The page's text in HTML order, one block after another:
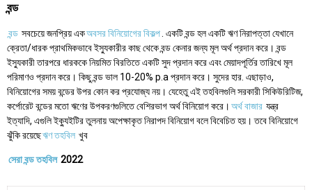
বন্ড
বন্ড সবচেয়ে জনপ্রিয় একঅবসর বিনিয়োগের বিকল্প. একটি বন্ড হল একটি ঋণ নিরাপত্তা যেখানে
ক্রেতা/ধারক প্রাথমিকভাবে ইস্যুকারীর কাছ থেকে বন্ড কেনার জন্য মূল অর্থ প্রদান করে। বন্ড
ইস্যুকারী তারপরে ধারককে নিয়মিত বিরতিতে একটি সুদ প্রদান করে এবং মেয়াদপূর্তির তারিখে মূল
পরিমাণও প্রদান করে। কিছু বন্ড ভাল 10-20% p.a প্রদান করে। সুদের হার. এছাড়াও,
বিনিয়োগের সময় বন্ডের উপর কোন কর প্রযোজ্য নয়। যেহেতু এই তহবিলগুলি সরকারী সিকিউরিটিজ,
কর্পোরেট বন্ডের মতো ঋণের উপকরণগুলিতে বেশিরভাগ অর্থ বিনিয়োগ করে। অর্থ বাজার যন্ত্র
ইত্যাদি, এগুলি ইক্যুইটির তুলনায় অপেক্ষাকৃত নিরাপদ বিনিয়োগ বলে বিবেচিত হয়। তবে বিনিয়োগে
ঝুঁকি রয়েছেঋণ তহবিল খুব
সেরা বন্ড তহবিল 2022